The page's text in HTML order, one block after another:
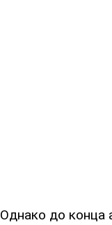
Однако до конца